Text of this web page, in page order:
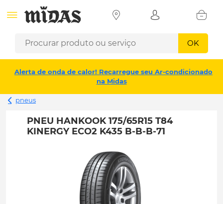
OK
Alerta de onda de calor! Recarregue seu Ar-condicionado
na Midas
pneus
PNEU HANKOOK 175/65R15 T84
KINERGY ECO2 K435 B-B-B-71